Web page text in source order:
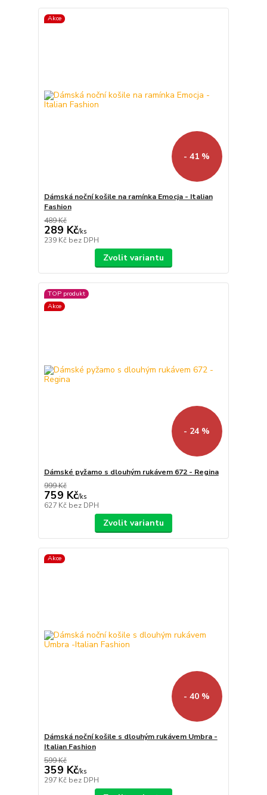
Akce
- 41 %
Dámská noční košile na ramínka Emocja - Italian
Fashion
489 Kč
289 Kč/ks
239 Kč bez DPH
Zvolit variantu
TOP produkt
Akce
- 24 %
Dámské pyžamo s dlouhým rukávem 672 - Regina
999 Kč
759 Kč/ks
627 Kč bez DPH
Zvolit variantu
Akce
- 40 %
Dámská noční košile s dlouhým rukávem Umbra -
Italian Fashion
599 Kč
359 Kč/ks
297 Kč bez DPH